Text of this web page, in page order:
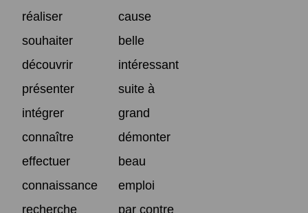
réaliser
cause
souhaiter
belle
découvrir
intéressant
présenter
suite à
intégrer
grand
connaître
démonter
effectuer
beau
connaissance
emploi
recherche
par contre